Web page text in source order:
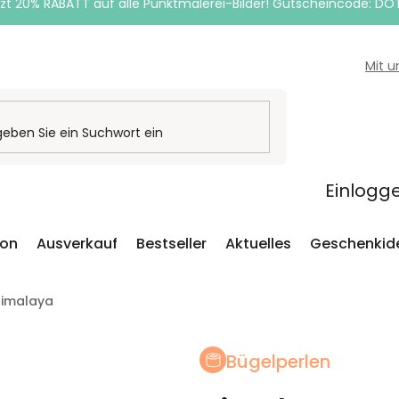
20% RABATT auf alle Punktmalerei-Bilder! Gutscheincode:
Mit
Ausverkauf Bestseller Aktuelles
Bügelperlen